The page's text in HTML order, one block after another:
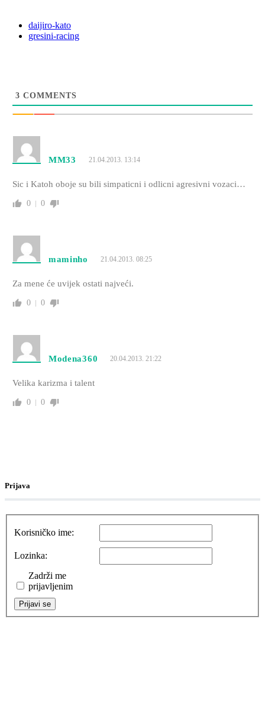
daijiro-kato
gresini-racing
3 COMMENTS
MM33 21.04.2013. 13:14
Sic i Katoh oboje su bili simpaticni i odlicni agresivni vozaci…
0 0
maminho 21.04.2013. 08:25
Za mene će uvijek ostati najveći.
0 0
Modena360 20.04.2013. 21:22
Velika karizma i talent
0 0
Prijava
Korisničko ime:
Lozinka:
Zadrži me
prijavljenim
Prijavi se